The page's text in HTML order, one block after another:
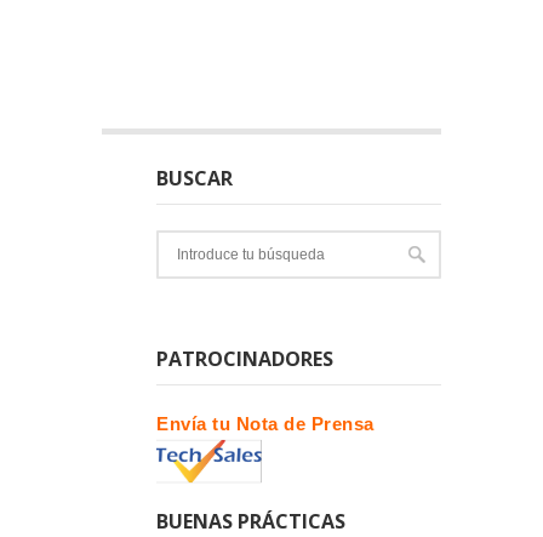
BUSCAR
PATROCINADORES
Envía tu Nota de Prensa
BUENAS PRÁCTICAS